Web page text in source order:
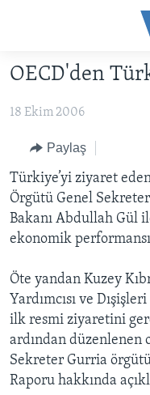
geç
navigasyona
geç
TÜRKİYE
AMERİKA
ORTADOĞU
AVRUPA
ULUSLARARASI
BİLİM VE TEKNOLOJİ
EKONOMİ
HAYATTAN
PROGRAMLAR
AMERİKA'DA YAŞAM
UKRAYNA KRİZİ
YAPAY ZEKA
YORUMLAR
AMERIKA'YA ÖZEL
MULTİMEDYA
VİDEO GALERİ
LEARNING ENGLISH
BIZI TAKIP EDIN
OECD'den
18 Ekim 2006
Paylaş
Türkiye’yi ziyaret
Örgütü Genel
Bakanı Abdullah Gül
ekonomik
Öte yandan Kuzey
Yardımcısı ve
ilk resmi ziyaretini
ardından düzenlenen
Sekreter Gurria
Raporu hakkında